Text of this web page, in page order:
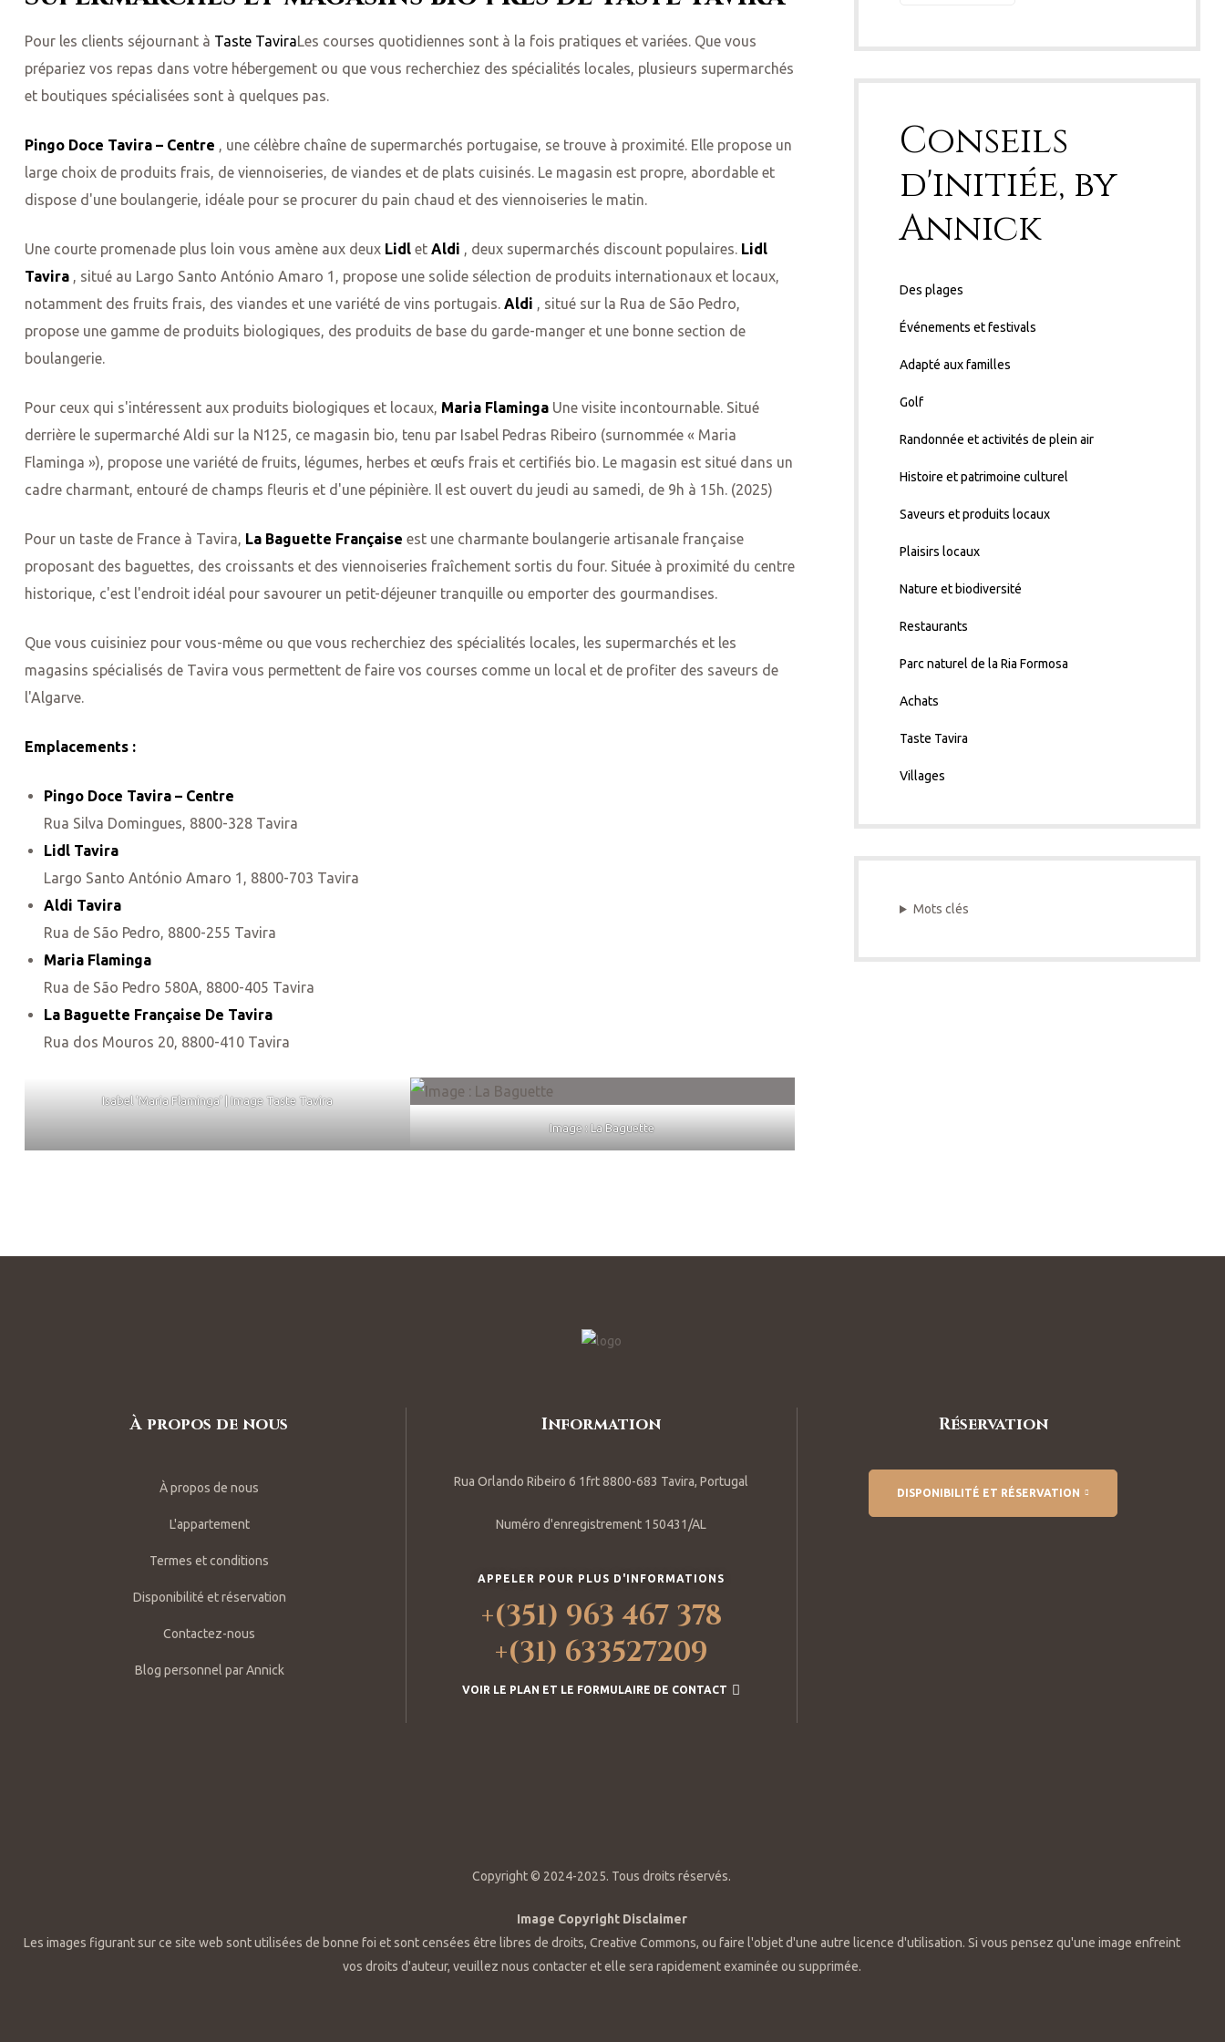
Pour les clients séjournant à Taste TaviraLes courses quotidiennes sont à la fois pratiques et variées. Que vous
prépariez vos repas dans votre hébergement ou que vous recherchiez des spécialités locales, plusieurs supermarchés
et boutiques spécialisées sont à quelques pas.
Pingo Doce Tavira – Centre , une célèbre chaîne de supermarchés portugaise, se trouve à proximité. Elle propose un
large choix de produits frais, de viennoiseries, de viandes et de plats cuisinés. Le magasin est propre, abordable et
dispose d'une boulangerie, idéale pour se procurer du pain chaud et des viennoiseries le matin.
Une courte promenade plus loin vous amène aux deux Lidl et Aldi , deux supermarchés discount populaires. Lidl
Tavira , situé au Largo Santo António Amaro 1, propose une solide sélection de produits internationaux et locaux,
notamment des fruits frais, des viandes et une variété de vins portugais. Aldi , situé sur la Rua de São Pedro,
propose une gamme de produits biologiques, des produits de base du garde-manger et une bonne section de
boulangerie.
Pour ceux qui s'intéressent aux produits biologiques et locaux, Maria Flaminga Une visite incontournable. Situé
derrière le supermarché Aldi sur la N125, ce magasin bio, tenu par Isabel Pedras Ribeiro (surnommée « Maria
Flaminga »), propose une variété de fruits, légumes, herbes et œufs frais et certifiés bio. Le magasin est situé dans un
cadre charmant, entouré de champs fleuris et d'une pépinière. Il est ouvert du jeudi au samedi, de 9h à 15h. (2025)
Pour un taste de France à Tavira, La Baguette Française est une charmante boulangerie artisanale française
proposant des baguettes, des croissants et des viennoiseries fraîchement sortis du four. Située à proximité du centre
historique, c'est l'endroit idéal pour savourer un petit-déjeuner tranquille ou emporter des gourmandises.
Que vous cuisiniez pour vous-même ou que vous recherchiez des spécialités locales, les supermarchés et les
magasins spécialisés de Tavira vous permettent de faire vos courses comme un local et de profiter des saveurs de
l'Algarve.
Emplacements :
Pingo Doce Tavira – Centre
Rua Silva Domingues, 8800-328 Tavira
Lidl Tavira
Largo Santo António Amaro 1, 8800-703 Tavira
Aldi Tavira
Rua de São Pedro, 8800-255 Tavira
Maria Flaminga
Rua de São Pedro 580A, 8800-405 Tavira
La Baguette Française De Tavira
Rua dos Mouros 20, 8800-410 Tavira
Isabel 'Maria Flaminga' | Image Taste Tavira
Image : La Baguette
Conseils
d'initiée, by
Annick
Des plages
Événements et festivals
Adapté aux familles
Golf
Randonnée et activités de plein air
Histoire et patrimoine culturel
Saveurs et produits locaux
Plaisirs locaux
Nature et biodiversité
Restaurants
Parc naturel de la Ria Formosa
Achats
Taste Tavira
Villages
Mots clés
À propos de nous
À propos de nous
L'appartement
Termes et conditions
Disponibilité et réservation
Contactez-nous
Blog personnel par Annick
Information
Rua Orlando Ribeiro 6 1frt 8800-683 Tavira, Portugal
Numéro d'enregistrement 150431/AL
APPELER POUR PLUS D'INFORMATIONS
+(351) 963 467 378
+(31) 633527209
VOIR LE PLAN ET LE FORMULAIRE DE CONTACT
Réservation
DISPONIBILITÉ ET RÉSERVATION
Copyright © 2024-2025. Tous droits réservés.
Image Copyright Disclaimer
Les images figurant sur ce site web sont utilisées de bonne foi et sont censées être libres de droits, Creative Commons, ou faire l'objet d'une autre licence d'utilisation. Si vous pensez qu'une image enfreint
vos droits d'auteur, veuillez nous contacter et elle sera rapidement examinée ou supprimée.